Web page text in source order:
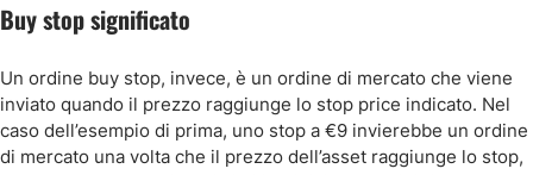
Buy stop significato
Un ordine buy stop, invece, è un ordine di mercato che viene
inviato quando il prezzo raggiunge lo stop price indicato. Nel
caso dell’esempio di prima, uno stop a €9 invierebbe un ordine
di mercato una volta che il prezzo dell’asset raggiunge lo stop,